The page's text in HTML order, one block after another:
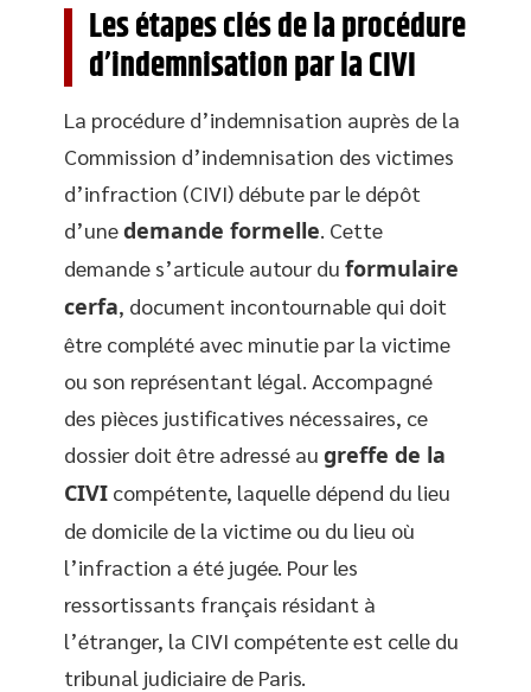
Les étapes clés de la procédure
d’indemnisation par la CIVI
La procédure d’indemnisation auprès de la
Commission d’indemnisation des victimes
d’infraction (CIVI) débute par le dépôt
d’unedemande formelle . Cette
demande s’articule autour du formulaire
cerfa, document incontournable qui doit
être complété avec minutie par la victime
ou son représentant légal. Accompagné
des pièces justificatives nécessaires, ce
dossier doit être adressé au greffe de la
CIVI compétente, laquelle dépend du lieu
de domicile de la victime ou du lieu où
l’infraction a été jugée. Pour les
ressortissants français résidant à
l’étranger, la CIVI compétente est celle du
tribunal judiciaire de Paris.